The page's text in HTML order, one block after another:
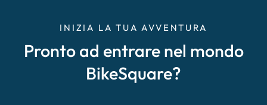
INIZIA LA TUA AVVENTURA
Pronto ad entrare nel mondo
BikeSquare?